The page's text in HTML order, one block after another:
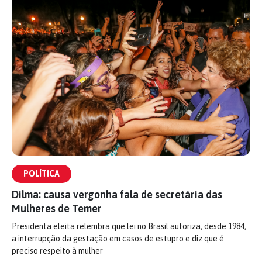
POLÍTICA
Dilma: causa vergonha fala de secretária das
Mulheres de Temer
Presidenta eleita relembra que lei no Brasil autoriza, desde 1984,
a interrupção da gestação em casos de estupro e diz que é
preciso respeito à mulher